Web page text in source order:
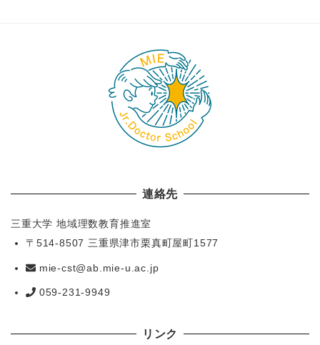
連絡先
三重大学 地域理数教育推進室
〒514-8507 三重県津市栗真町屋町1577
mie-cst@ab.mie-u.ac.jp
059-231-9949
リンク